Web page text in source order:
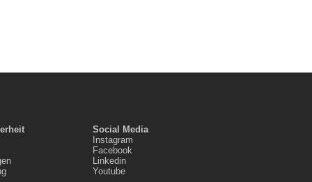
Social Media
Instagram
Facebook
Linkedin
Youtube